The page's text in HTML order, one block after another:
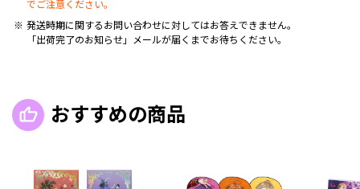
でご注意ください。
発送時期に関するお問い合わせに対してはお答えできません。
「出荷完了のお知らせ」メールが届くまでお待ちください。
おすすめの商品